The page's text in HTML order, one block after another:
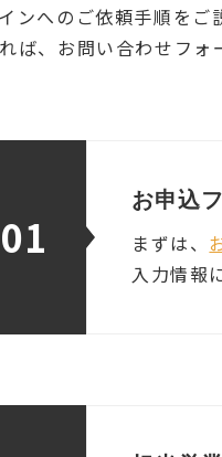
ンへのご依頼手順をご
ば、お問い合わせフ
お申込
まずは、
入力情報